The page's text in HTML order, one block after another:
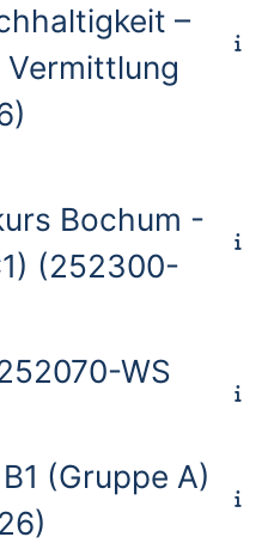
–
Bochum -
(252300-
WS
(Gruppe A)